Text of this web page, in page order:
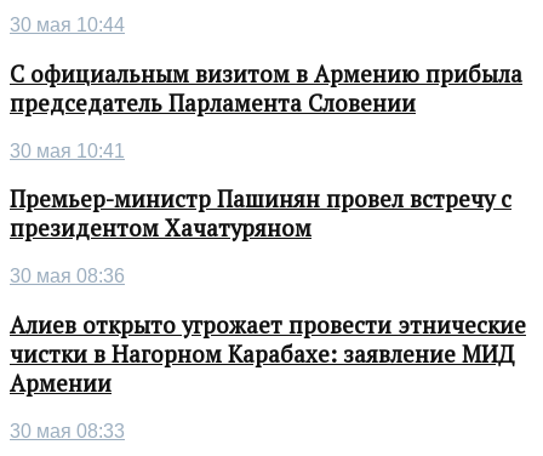
30 мая 10:44
С официальным визитом в Армению прибыла
председатель Парламента Словении
30 мая 10:41
Премьер-министр Пашинян провел встречу с
президентом Хачатуряном
30 мая 08:36
Алиев открыто угрожает провести этнические
чистки в Нагорном Карабахе: заявление МИД
Армении
30 мая 08:33